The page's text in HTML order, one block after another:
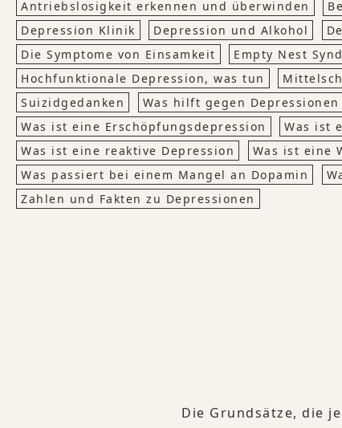
Antriebslosigkeit erkennen und überwinden
Depression Klinik
Depression und Alkohol
Die Symptome von Einsamkeit
Empty Nest
Hochfunktionale Depression, was tun
Suizidgedanken
Was hilft gegen Depressionen
Was ist eine Erschöpfungsdepression
Was ist
Was ist eine reaktive Depression
Was ist eine
Was passiert bei einem Mangel an Dopamin
Zahlen und Fakten zu Depressionen
Die Grundsätze, die